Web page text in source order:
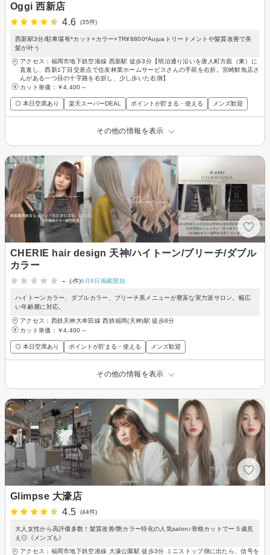
Oggi 西新店
4.6
(35件)
西新駅3分/駐車場有*カット+カラー+TR¥8800*Aujuaトリートメントや髪質改善で美
髪が叶う
アクセス：福岡市地下鉄空港線 西新駅 徒歩3分【明治通り沿いを唐人町方面（東）に
直進し、西新1丁目交差点で住友林業ホームサービスさんの手前を右折。宮崎鮮魚店さ
んがある一つ目の十字路を右折し、少し歩いた右側】
カット単価： ￥4,400～
◎ 本日空席あり 楽天スーパーDEAL ポイントが貯まる・使える メンズ歓迎
その他の情報を表示
CHERIE hair design 天神/ハイトーン/ブリーチ/ダブル
カラー
-
(-件)6月8日掲載開始
ハイトーンカラー、ダブルカラー、ブリーチ系メニューが豊富な実力派サロン。幅広
い年齢層に対応。
アクセス：西鉄天神大牟田線 西鉄福岡(天神)駅 徒歩8分
カット単価： ￥4,400～
◎ 本日空席あり ポイントが貯まる・使える メンズ歓迎
その他の情報を表示
Glimpse 大濠店
4.5
(44件)
大人女性から高評価多数！髪質改善/艶カラー特化の人気salon♪骨格カットでー５歳見
え◎《メンズも》
アクセス：福岡市地下鉄空港線 大濠公園駅 徒歩3分 ミニストップ側に出たら、信号を